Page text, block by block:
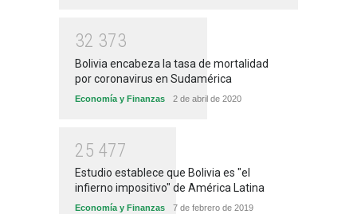
32 373
Bolivia encabeza la tasa de mortalidad
por coronavirus en Sudamérica
Economía y Finanzas 2 de abril de 2020
25 477
Estudio establece que Bolivia es "el
infierno impositivo" de América Latina
Economía y Finanzas 7 de febrero de 2019